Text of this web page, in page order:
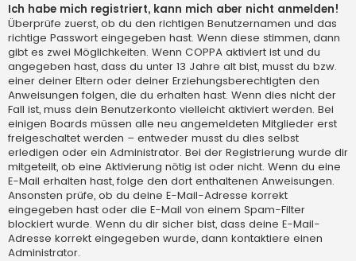
Ich habe mich registriert, kann mich aber nicht anmelden!
Überprüfe zuerst, ob du den richtigen Benutzernamen und das
richtige Passwort eingegeben hast. Wenn diese stimmen, dann
gibt es zwei Möglichkeiten. Wenn COPPA aktiviert ist und du
angegeben hast, dass du unter 13 Jahre alt bist, musst du bzw.
einer deiner Eltern oder deiner Erziehungsberechtigten den
Anweisungen folgen, die du erhalten hast. Wenn dies nicht der
Fall ist, muss dein Benutzerkonto vielleicht aktiviert werden. Bei
einigen Boards müssen alle neu angemeldeten Mitglieder erst
freigeschaltet werden – entweder musst du dies selbst
erledigen oder ein Administrator. Bei der Registrierung wurde dir
mitgeteilt, ob eine Aktivierung nötig ist oder nicht. Wenn du eine
E-Mail erhalten hast, folge den dort enthaltenen Anweisungen.
Ansonsten prüfe, ob du deine E-Mail-Adresse korrekt
eingegeben hast oder die E-Mail von einem Spam-Filter
blockiert wurde. Wenn du dir sicher bist, dass deine E-Mail-
Adresse korrekt eingegeben wurde, dann kontaktiere einen
Administrator.